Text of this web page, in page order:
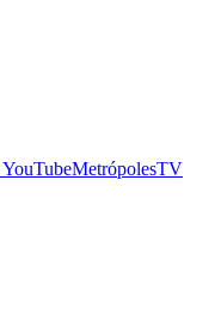
YouTubeMetrópolesTV